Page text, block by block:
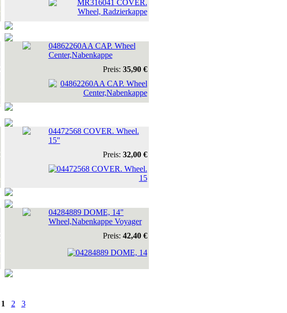
04862260AA CAP. Wheel
Center,Nabenkappe
Preis: 35,90 €
04472568 COVER. Wheel.
15"
Preis: 32,00 €
04284889 DOME, 14"
Wheel,Nabenkappe Voyager
Preis: 42,40 €
1 2 3